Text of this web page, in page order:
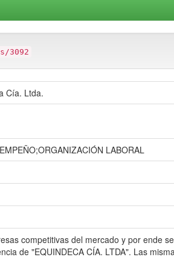
3092
Cía. Ltda.
LABORAL
competitivas del mercado y por ende
de "EQUINDECA CÍA. LTDA". Las